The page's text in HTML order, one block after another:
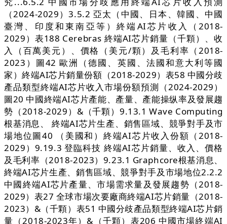
（2024-2029）3.5.2 亞太（中國、日本、韓國、中國
臺灣、印度和東南亞等）終端AI芯片收入（2018-
2029）表188 Cerebras 終端AI芯片銷量（千顆）、收
入（百萬美元）、價格（美元/顆）及毛利率（2018-
2023）圖42 歐洲（德國、英國、法國和意大利等國
家）終端AI芯片銷量份額（2018-2029）表58 中國分歧
產品類型終端AI芯片收入市場份額預測（2024-2029）
圖20 中國終端AI芯片產能、產量、產能操纵率及發展趨
勢（2018-2029）&（千顆）9.13.1 Wave Computing
根基消息、 終端AI芯片生產、銷售區域、競爭對手及市
場地位圖40 （美國和）終端AI芯片收入份額（2018-
2029）9.19.3 登臨科技 終端AI芯片銷量、收入、價格
及毛利率（2018-2023）9.23.1 Graphcore根基消息、
終端AI芯片生產、銷售區域、競爭對手及市場地位2.2.2
中國終端AI芯片產量、市場需求量及發展趨勢（2018-
2029）表27 全球市場次要廠商終端AI芯片銷量（2018-
2023）&（千顆）表51 中國分歧產品類型終端AI芯片銷
量（2018-2023年）&（千顆）表206 中國市場終端AI